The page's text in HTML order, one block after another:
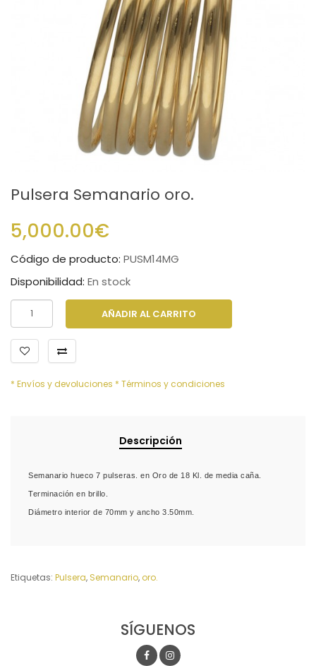
Pulsera Semanario oro.
5,000.00€
Código de producto: PUSM14MG
Disponibilidad: En stock
AÑADIR AL CARRITO
* Envíos y devoluciones * Términos y condiciones
Descripción
Semanario hueco 7 pulseras. en Oro de 18 Kl. de media caña.
Terminación en brillo.
Diámetro interior de 70mm y ancho 3.50mm.
Etiquetas: Pulsera, Semanario, oro.
SÍGUENOS